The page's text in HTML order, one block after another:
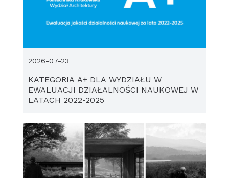
KATEGORIA A+ DLA WYDZIAŁU W
EWALUACJI DZIAŁALNOŚCI NAUKOWEJ W
LATACH 2022-2025
2026-07-23